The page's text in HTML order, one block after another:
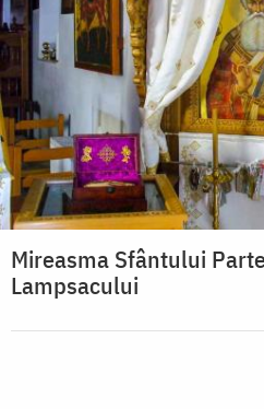
Mireasma Sfântului
Lampsacului